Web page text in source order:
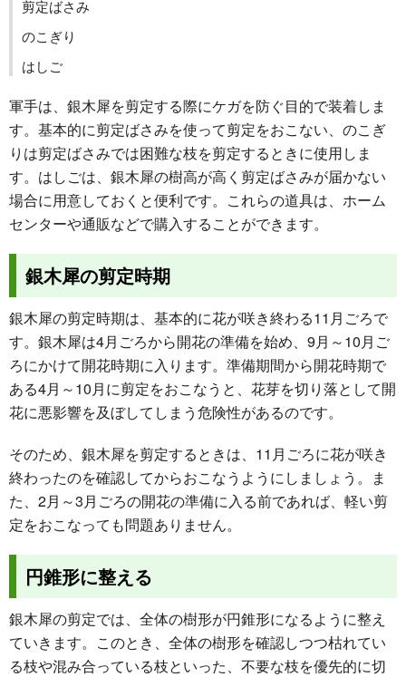
剪定ばさみ
のこぎり
はしご
軍手は、銀木犀を剪定する際にケガを防ぐ目的で装着しま
す。基本的に剪定ばさみを使って剪定をおこない、のこぎ
りは剪定ばさみでは困難な枝を剪定するときに使用しま
す。はしごは、銀木犀の樹高が高く剪定ばさみが届かない
場合に用意しておくと便利です。これらの道具は、ホーム
センターや通販などで購入することができます。
銀木犀の剪定時期
銀木犀の剪定時期は、基本的に花が咲き終わる11月ごろで
す。銀木犀は4月ごろから開花の準備を始め、9月～10月ご
ろにかけて開花時期に入ります。準備期間から開花時期で
ある4月～10月に剪定をおこなうと、花芽を切り落として開
花に悪影響を及ぼしてしまう危険性があるのです。
そのため、銀木犀を剪定するときは、11月ごろに花が咲き
終わったのを確認してからおこなうようにしましょう。ま
た、2月～3月ごろの開花の準備に入る前であれば、軽い剪
定をおこなっても問題ありません。
円錐形に整える
銀木犀の剪定では、全体の樹形が円錐形になるように整え
ていきます。このとき、全体の樹形を確認しつつ枯れてい
る枝や混み合っている枝といった、不要な枝を優先的に切